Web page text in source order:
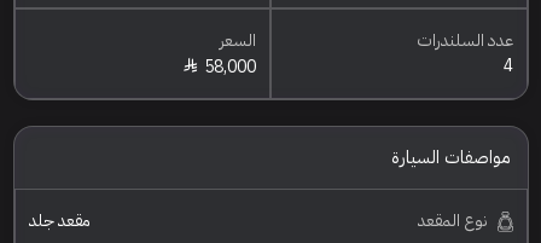
عدد السلندرات
4
السعر
58,000
مواصفات السيارة
نوع المقعد مقعد جلد